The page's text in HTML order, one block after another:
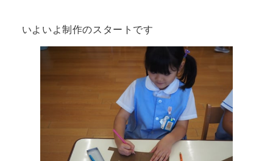
いよいよ制作のスタートです